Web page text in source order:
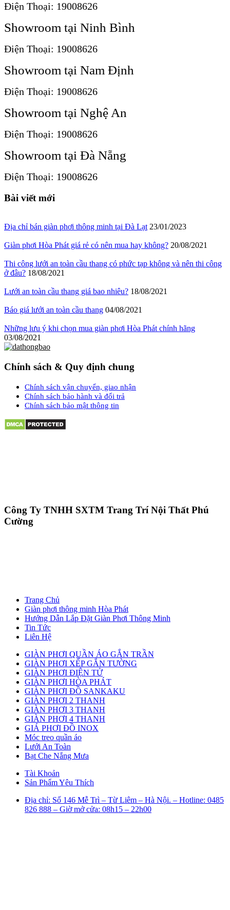
Điện Thoại: 19008626
Showroom tại Ninh Bình
Điện Thoại: 19008626
Showroom tại Nam Định
Điện Thoại: 19008626
Showroom tại Nghệ An
Điện Thoại: 19008626
Showroom tại Đà Nẵng
Điện Thoại: 19008626
Bài viết mới
Địa chỉ bán giàn phơi thông minh tại Đà Lạt 23/01/2023
Giàn phơi Hòa Phát giá rẻ có nên mua hay không? 20/08/2021
Thi công lưới an toàn cầu thang có phức tạp không và nên thi công
ở đâu? 18/08/2021
Lưới an toàn cầu thang giá bao nhiêu? 18/08/2021
Báo giá lưới an toàn cầu thang 04/08/2021
Những lưu ý khi chọn mua giàn phơi Hòa Phát chính hãng
03/08/2021
Chính sách & Quy định chung
Chính sách vận chuyển, giao nhận
Chính sách bảo hành và đổi trả
Chính sách bảo mật thông tin
Công Ty TNHH SXTM Trang Trí Nội Thất Phú
Cường
Trang Chủ
Giàn phơi thông minh Hòa Phát
Hướng Dẫn Lắp Đặt Giàn Phơi Thông Minh
Tin Tức
Liên Hệ
GIÀN PHƠI QUẦN ÁO GẮN TRẦN
GIÀN PHƠI XẾP GẮN TƯỜNG
GIÀN PHƠI ĐIỆN TỬ
GIÀN PHƠI HÒA PHÁT
GIÀN PHƠI ĐỒ SANKAKU
GIÀN PHƠI 2 THANH
GIÀN PHƠI 3 THANH
GIÀN PHƠI 4 THANH
GIÁ PHƠI ĐỒ INOX
Móc treo quần áo
Lưới An Toàn
Bạt Che Nắng Mưa
Tài Khoản
Sản Phẩm Yêu Thích
Địa chỉ: Số 146 Mễ Trì – Từ Liêm – Hà Nội. – Hotline: 0485
826 888 – Giờ mở cửa: 08h15 – 22h00